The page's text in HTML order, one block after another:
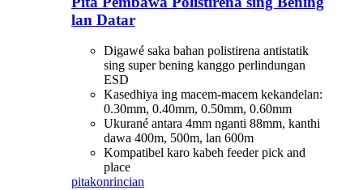
lan Datar
Digawé saka bahan polistirena antistatik
sing super bening kanggo perlindungan
ESD
Kasedhiya ing macem-macem kekandelan:
0.30mm, 0.40mm, 0.50mm, 0.60mm
Ukurané antara 4mm nganti 88mm, kanthi
dawa 400m, 500m, lan 600m
Kompatibel karo kabeh feeder pick and
place
pitakonrincian